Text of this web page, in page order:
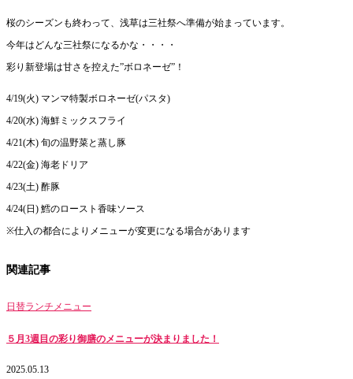
桜のシーズンも終わって、浅草は三社祭へ準備が始まっています。
今年はどんな三社祭になるかな・・・・
彩り新登場は甘さを控えた”ボロネーゼ”！
4/19(火) マンマ特製ボロネーゼ(パスタ)
4/20(水) 海鮮ミックスフライ
4/21(木) 旬の温野菜と蒸し豚
4/22(金) 海老ドリア
4/23(土) 酢豚
4/24(日) 鱈のロースト香味ソース
※仕入の都合によりメニューが変更になる場合があります
関連記事
日替ランチメニュー
５月3週目の彩り御膳のメニューが決まりました！
2025.05.13